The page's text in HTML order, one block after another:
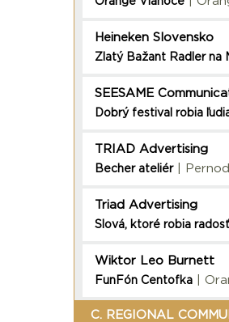
Heineken Slovensko
Zlatý Bažant Radler na
SEESAME
Dobrý festival robia
TRIAD Advertising
Becher ateliér|
Triad Advertising
Slová, ktoré robia radosť
Wiktor Leo Burnett
FunFón Centofka |
C. REGIONAL